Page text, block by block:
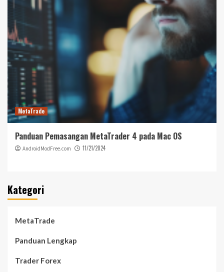
MetaTrade
Panduan Pemasangan MetaTrader 4 pada Mac OS
AndroidModFree.com 11/21/2024
Kategori
MetaTrade
Panduan Lengkap
Trader Forex